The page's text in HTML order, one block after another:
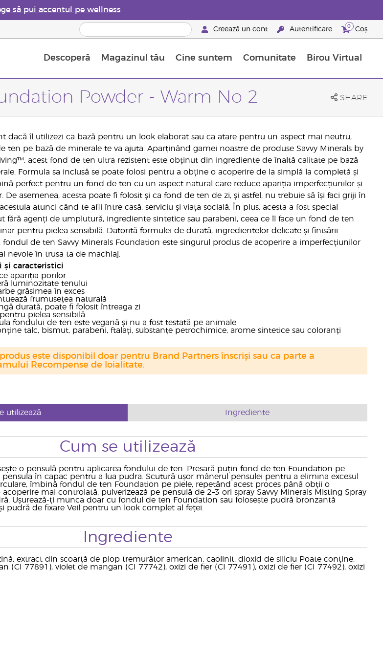
să pui accentul pe wellness
Creează un cont Autentificare 0 Coș
Descoperă Magazinul tău Cine suntem Comunitate Birou Virtual
Powder - Warm No 2 SHARE
dacă îl utilizezi ca bază pentru un look elaborat sau ca atare pentru un aspect mai neutru,
ten pe bază de minerale te va ajuta. Aparținând gamei noastre de produse Savvy Minerals by
acest fond de ten ultra rezistent este obținut din ingrediente de înaltă calitate pe bază
Formula sa inclusă se poate folosi pentru a obține o acoperire de la simplă la completă și
perfect pentru un fond de ten cu un aspect natural care reduce apariția imperfecțiunilor și
De asemenea, acesta poate fi folosit și ca fond de ten de zi, și astfel, nu trebuie să își faci griji în
atunci când te afli între casă, serviciu și viața socială. În plus, acesta a fost special
fără agenți de umplutură, ingrediente sintetice sau parabeni, ceea ce îl face un fond de ten
pentru pielea sensibilă. Datorită formulei de durată, ingredientelor delicate și finisării
fondul de ten Savvy Minerals Foundation este singurul produs de acoperire a imperfecțiunilor
nevoie în trusa ta de machiaj.
și caracteristici
apariția porilor
luminozitate tenului
grăsimea în exces
frumusețea naturală
durată, poate fi folosit întreaga zi
pielea sensibilă
fondului de ten este vegană și nu a fost testată pe animale
talc, bismut, parabeni, ftalați, substanțe petrochimice, arome sintetice sau coloranți
este disponibil doar pentru Brand Partners înscriși sau ca parte a
Recompense de loialitate.
utilizează Ingrediente
Cum se utilizează
o pensulă pentru aplicarea fondului de ten. Presară puțin fond de ten Foundation pe
în capac pentru a lua pudra. Scutură ușor mânerul pensulei pentru a elimina excesul
îmbină fondul de ten Foundation pe piele, repetând acest proces până obții o
mai controlată, pulverizează pe pensulă de 2–3 ori spray Savvy Minerals Misting Spray
Ușurează-ți munca doar cu fondul de ten Foundation sau folosește pudră bronzantă
pudră de fixare Veil pentru un look complet al feței.
Ingrediente
extract din scoarță de plop tremurător american, caolinit, dioxid de siliciu Poate conține:
(CI 77891), violet de mangan (CI 77742), oxizi de fier (CI 77491), oxizi de fier (CI 77492), oxizi